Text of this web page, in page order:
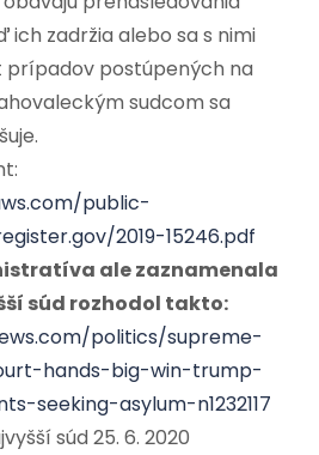
ich zadržia alebo sa s nimi
prípadov postúpených na
sudcom sa
public-
2019-15246.pdf
ale zaznamenala
súd rozhodol takto:
politics/supreme-
hands-big-win-trump-
seeking-asylum-n1232117
súd 25. 6. 2020